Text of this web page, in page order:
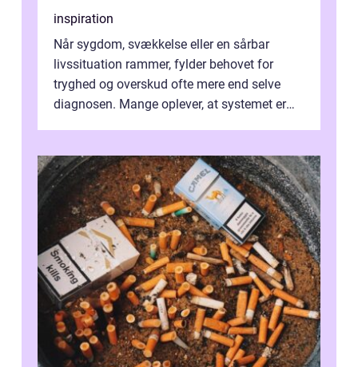
inspiration
Når sygdom, svækkelse eller en sårbar
livssituation rammer, fylder behovet for
tryghed og overskud ofte mere end selve
diagnosen. Mange oplever, at systemet er